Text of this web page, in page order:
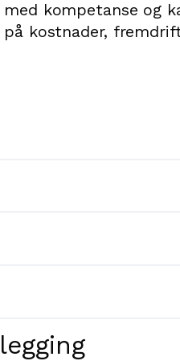
med kompetanse og
på kostnader,